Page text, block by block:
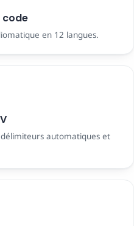
code
en 12 langues.
automatiques et